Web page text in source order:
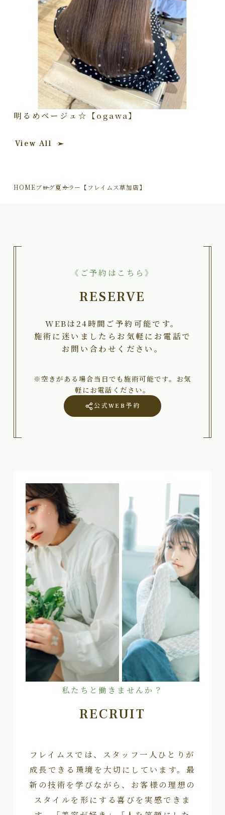
明るめベージュ☆【ogawa】
View All
HOMEブログ夏カラー【フレイムス草加店】
《ご予約はこちら》
RESERVE
WEBは24時間ご予約可能です。
施術に迷いましたらお気軽にお電話で
お問い合わせください。
※空きがある場合当日でも施術可能です。お気
軽にお電話ください。
公式WEB予約
私たちと働きませんか？
RECRUIT
フレイムスでは、スタッフ一人ひとりが
成長できる環境を大切にしています。最
新の技術を学びながら、お客様の理想の
スタイルを形にする喜びを実感できま